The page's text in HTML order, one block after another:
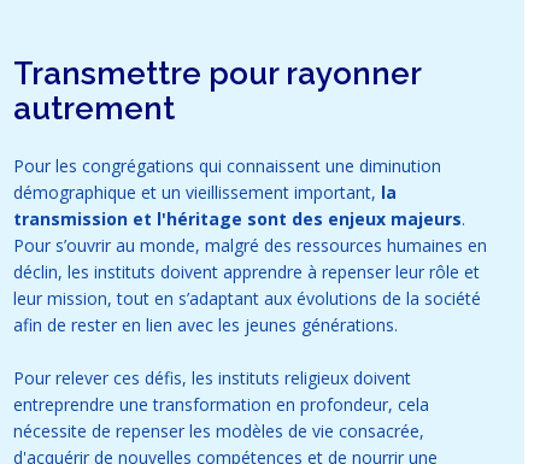
Transmettre pour rayonner
autrement
Pour les congrégations qui connaissent une diminution
démographique et un vieillissement important, la
transmission et l'héritage sont des enjeux majeurs.
Pour s’ouvrir au monde, malgré des ressources humaines en
déclin, les instituts doivent apprendre à repenser leur rôle et
leur mission, tout en s’adaptant aux évolutions de la société
afin de rester en lien avec les jeunes générations.
Pour relever ces défis, les instituts religieux doivent
entreprendre une transformation en profondeur, cela
nécessite de repenser les modèles de vie consacrée,
d'acquérir de nouvelles compétences et de nourrir une